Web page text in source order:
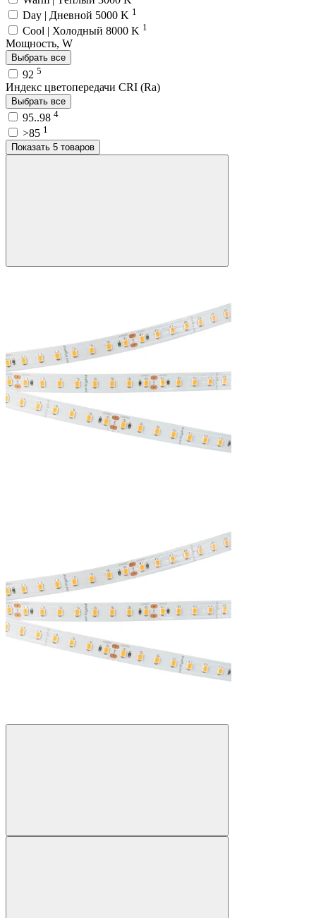
Day | Дневной 5000 K 1
Cool | Холодный 8000 K 1
Мощность, W
Выбрать все
92 5
Индекс цветопередачи CRI (Ra)
Выбрать все
95..98 4
>85 1
Показать 5 товаров